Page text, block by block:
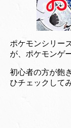
ポケモンシリー
が、ポケモンゲ
初心者の方が飽
ひチェックして